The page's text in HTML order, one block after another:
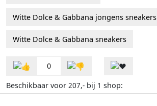
Witte Dolce & Gabbana jongens sneakers
Witte Dolce & Gabbana sneakers
0
Beschikbaar voor 207,- bij 1 shop: